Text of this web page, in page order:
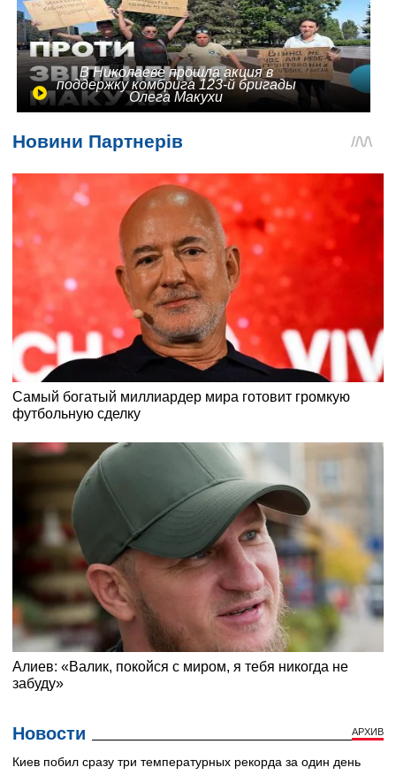
В Николаеве прошла акция в
поддержку комбрига 123-й бригады
Олега Макухи
Новости АРХИВ
Киев побил сразу три температурных рекорда за один день